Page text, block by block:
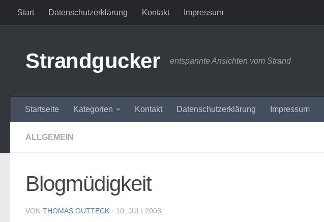
Zum Inhalt springen
Start Datenschutzerklärung Kontakt Impressum
Strandgucker entspannte Ansichten vom Strand
Startseite Kategorien Kontakt Datenschutzerklärung Impressum
ALLGEMEIN
Blogmüdigkeit
VON THOMAS GUTTECK · 10. JULI 2008